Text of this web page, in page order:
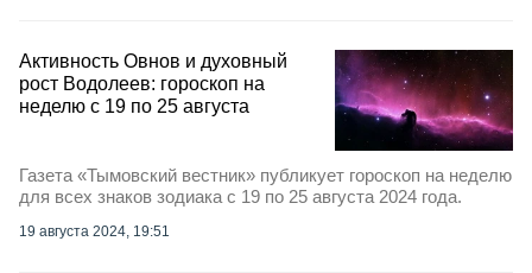
Активность Овнов и духовный
рост Водолеев: гороскоп на
неделю с 19 по 25 августа
Газета «Тымовский вестник» публикует гороскоп на неделю
для всех знаков зодиака с 19 по 25 августа 2024 года.
19 августа 2024, 19:51